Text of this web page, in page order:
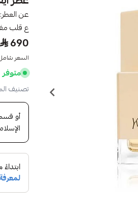
عن
ع قلب
690
السعر
متوفر
تصنيف
أو